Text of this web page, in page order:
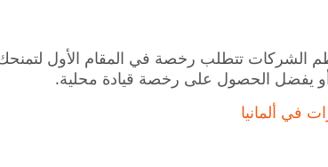
الشركات تتطلب رخصة في المقام الأول لتمنحك
يفضل الحصول على رخصة قيادة محلية.
في ألمانيا